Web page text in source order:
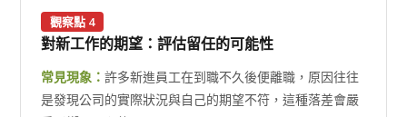
觀察點 4
對新工作的期望：評估留任的可能性
常見現象：許多新進員工在到職不久後便離職，原因往往
是發現公司的實際狀況與自己的期望不符，這種落差會嚴